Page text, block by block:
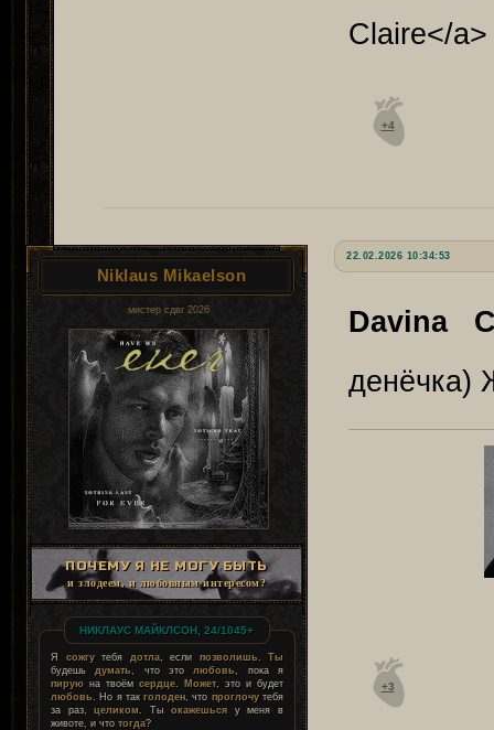
Claire</
+4
22.02.2026 10:34:53
Niklaus Mikaelson
мистер сдвг 2026
ПОЧЕМУ Я НЕ МОГУ БЫТЬ
и злодеем, и любовным интересом?
НИКЛАУС МАЙКЛСОН, 24/1045+
Я сожгутебя дотла, если позволишь. Ты
будешьдумать, что этолюбовь, пока я
пирую на твоём сердце. Может, это и будет
любовь. Но я такголоден, что проглочутебя
за раз,целиком. Ты окажешьсяу меня в
животе, и что тогда?
Davina
+3